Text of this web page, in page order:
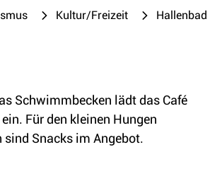
Kultur/Freizeit Hallenbad
Schwimmbecken lädt das Café
Für den kleinen Hungen
Snacks im Angebot.